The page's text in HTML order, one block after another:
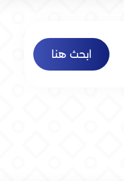
ابحث هنا